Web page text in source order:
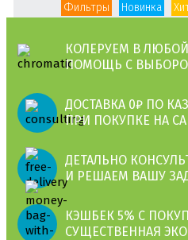
Фильтры Новинка
КОЛЕРУЕМ В
ПОМОЩЬ С
ДОСТАВКА 0₽ ПО
ПРИ ПОКУПКЕ НА
ДЕТАЛЬНО
И РЕШАЕМ ВАШУ
КЭШБЕК 5% С
СУЩЕСТВЕННАЯ